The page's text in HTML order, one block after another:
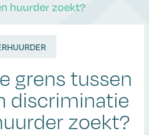
huurder zoekt?
grens tussen
discriminatie
zoekt?